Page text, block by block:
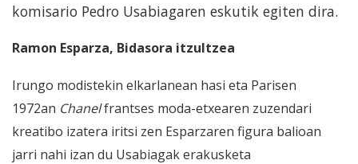
komisario Pedro Usabiagaren eskutik egiten dira.
Ramon Esparza, Bidasora itzultzea
Irungo modistekin elkarlanean hasi eta Parisen
1972an Chanelfrantses moda-etxearen zuzendari
kreatibo izatera iritsi zen Esparzaren figura balioan
jarri nahi izan du Usabiagak erakusketa